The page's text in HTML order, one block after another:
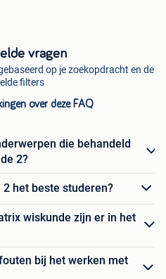
vragen
op je zoekopdracht en de
filters
over deze FAQ
die behandeld
2?
het beste studeren?
wiskunde zijn er in het
bij het werken met